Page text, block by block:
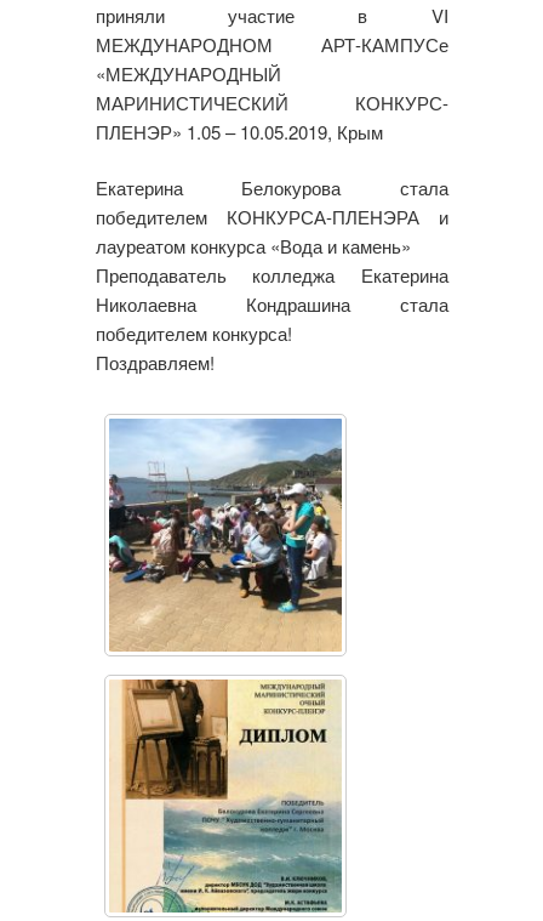
приняли участие в VI
МЕЖДУНАРОДНОМ АРТ-КАМПУСе
«МЕЖДУНАРОДНЫЙ
МАРИНИСТИЧЕСКИЙ КОНКУРС-
ПЛЕНЭР» 1.05 – 10.05.2019, Крым
Екатерина Белокурова стала
победителем КОНКУРСА-ПЛЕНЭРА и
лауреатом конкурса «Вода и камень»
Преподаватель колледжа Екатерина
Николаевна Кондрашина стала
победителем конкурса!
Поздравляем!